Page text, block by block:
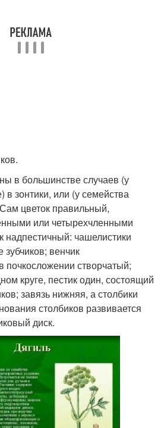
в большинстве случаев (у
в зонтики, или (у семейства
цветок правильный,
или четырехчленными
надпестичный: чашелистики
венчик
почкосложении створчатый;
круге, пестик один, состоящий
завязь нижняя, а столбики
столбиков развивается
диск.